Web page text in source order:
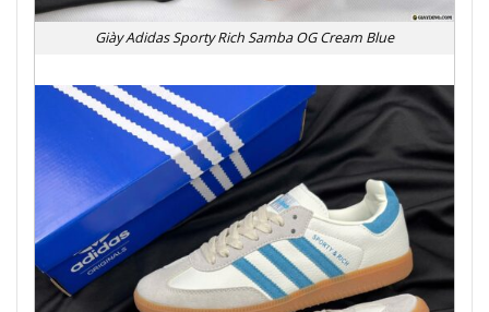
Giày Adidas Sporty Rich Samba OG Cream Blue